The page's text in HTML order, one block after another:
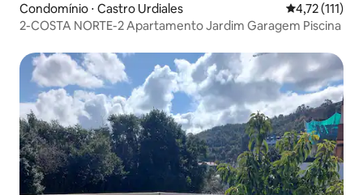
Condomínio ⋅ Castro Urdiales 4,72 de uma
4,72 (111)
2-COSTA NORTE-2 Apartamento Jardim Garagem Piscina